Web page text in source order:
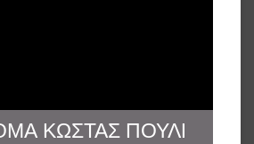
ΚΩΣΤΑΣ ΠΟΥΛΗΣ ****